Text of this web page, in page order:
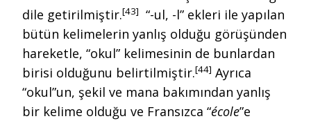
dile getirilmiştir.[43]
“-ul, -l” ekleri ile yapılan
bütün kelimelerin yanlış olduğu görüşünden
hareketle, “okul” kelimesinin de bunlardan
birisi olduğunu belirtilmiştir.[44] Ayrıca
“okul”un, şekil ve mana bakımından yanlış
bir kelime olduğu ve Fransızca “école”e